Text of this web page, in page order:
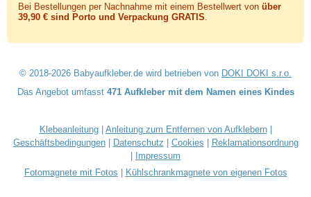
Bei Bestellungen per Nachnahme mit einem Bestellwert von über
39,90 € sind Porto und Verpackung GRATIS
© 2018-2026 Babyaufkleber.de wird betrieben von DOKI DOKI s.r.o.
Das Angebot umfasst 471 Aufkleber mit dem Namen eines Kindes
Klebeanleitung| Anleitung zum Entfernen von Aufklebern|
Geschäftsbedingungen| Datenschutz Cookies
Reklamationsordnung
Impressum
Fotomagnete mit Fotos
Kühlschrankmagnete von eigenen Fotos